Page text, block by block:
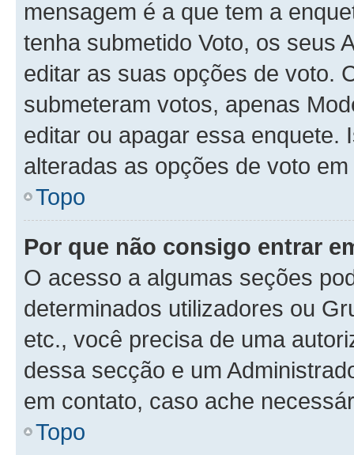
mensagem é a que tem a
tenha submetido Voto, os seus
editar as suas opções de voto.
submeteram votos, apenas
editar ou apagar essa enquete.
alteradas as opções de voto
Topo
Por que não consigo entrar
O acesso a algumas seções
determinados utilizadores ou
etc., você precisa de uma
dessa secção e um
em contato, caso ache
Topo